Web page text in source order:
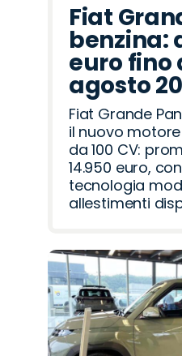
Fiat
benzina:
euro fino
agosto
Fiat Grande
il nuovo
da 100 CV:
14.950 euro,
tecnologia
allestimenti